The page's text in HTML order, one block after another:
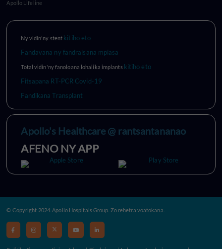
Apollo Lifeline
Ny vidin'ny stent kitiho eto
Fandavana ny fandraisana mpiasa
Total vidin'ny fanoloana lohalika implants kitiho eto
Fitsapana RT-PCR Covid-19
Fandikana Transplant
Apollo's Healthcare @ rantsantananao
AFENO NY APP
© Copyright 2024. Apollo Hospitals Group. Zo rehetra voatokana.